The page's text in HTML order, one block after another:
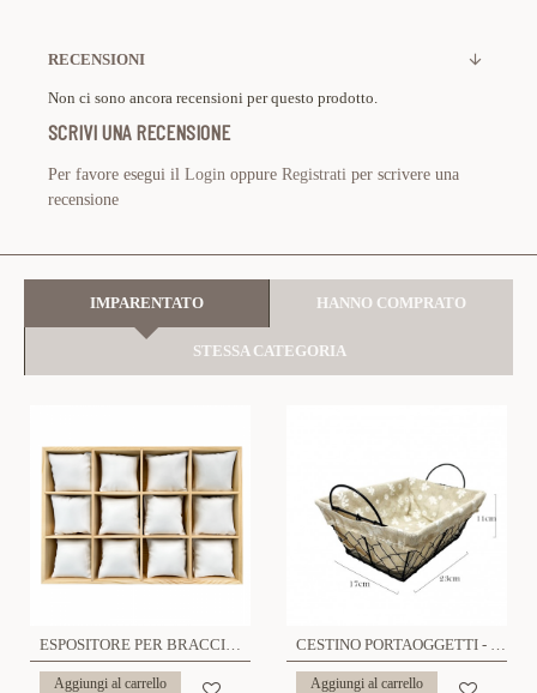
RECENSIONI
Non ci sono ancora recensioni per questo prodotto.
SCRIVI UNA RECENSIONE
Per favore esegui il Login oppure Registrati per scrivere una
recensione
IMPARENTATO HANNO COMPRATO
STESSA CATEGORIA
ESPOSITORE PER BRACCIALI CON CUSCINI - YP23224E155
Aggiungi al carrello
CESTINO PORTAOGGETTI - YP22112E57
Aggiungi al carrello